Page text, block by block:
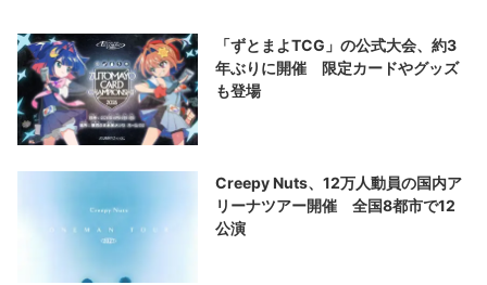
「ずとまよTCG」の公式大会、約3
年ぶりに開催 限定カードやグッズ
も登場
Creepy Nuts、12万人動員の国内ア
リーナツアー開催 全国8都市で12
公演